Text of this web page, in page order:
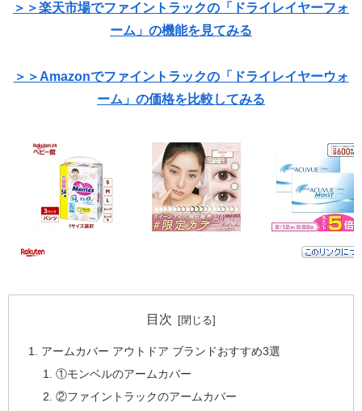
＞＞楽天市場でファイントラックの「ドライレイヤーフォ
ーム」の機能を見てみる
＞＞Amazonでファイントラックの「ドライレイヤーウォ
ーム」の価格を比較してみる
目次
アームカバー アウトドア ブランドおすすめ3選
①モンベルのアームカバー
②ファイントラックのアームカバー